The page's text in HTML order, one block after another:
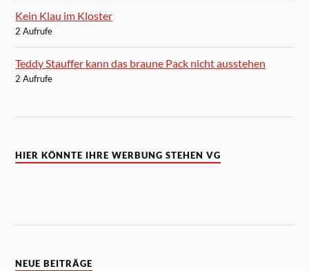
Kein Klau im Kloster
2 Aufrufe
Teddy Stauffer kann das braune Pack nicht ausstehen
2 Aufrufe
HIER KÖNNTE IHRE WERBUNG STEHEN VG
NEUE BEITRÄGE